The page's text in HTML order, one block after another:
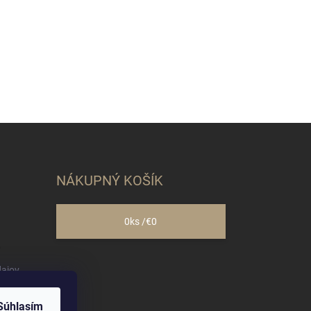
NÁKUPNÝ KOŠÍK
0ks /€0